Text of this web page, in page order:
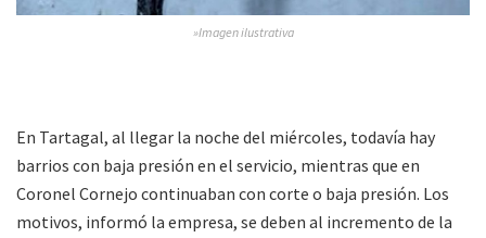
»Imagen ilustrativa
En Tartagal, al llegar la noche del miércoles, todavía hay
barrios con baja presión en el servicio, mientras que en
Coronel Cornejo continuaban con corte o baja presión. Los
motivos, informó la empresa, se deben al incremento de la